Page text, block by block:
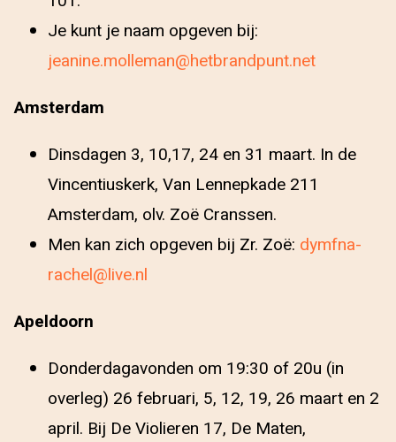
Je kunt je naam opgeven bij:
jeanine.molleman@hetbrandpunt.net
Amsterdam
Dinsdagen 3, 10,17, 24 en 31 maart. In de
Vincentiuskerk, Van Lennepkade 211
Amsterdam, olv. Zoë Cranssen.
Men kan zich opgeven bij Zr. Zoë: dymfna-
rachel@live.nl
Apeldoorn
Donderdagavonden om 19:30 of 20u (in
overleg) 26 februari, 5, 12, 19, 26 maart en 2
april. Bij De Violieren 17, De Maten,